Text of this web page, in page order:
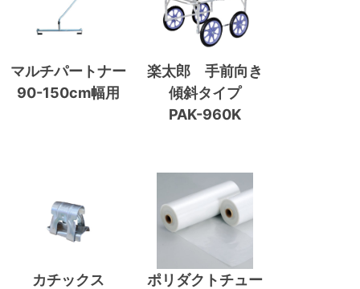
マルチパートナー
90-150cm幅用
楽太郎 手前向き
傾斜タイプ
PAK-960K
カチックス
ポリダクトチュー